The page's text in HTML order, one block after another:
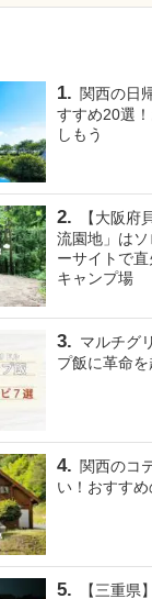
関西の日
すすめ20選
しもう
【大阪府
流園地」は
ーサイトで
キャンプ場
マルチグ
プ飯に革命を
関西のコ
い！おすす
【三重県